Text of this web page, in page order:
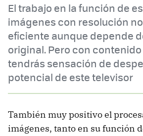
El trabajo en la función de
imágenes con resolución no
eficiente aunque depende
original. Pero con
tendrás sensación de
potencial de este televisor
También muy positivo el
imágenes, tanto en su función